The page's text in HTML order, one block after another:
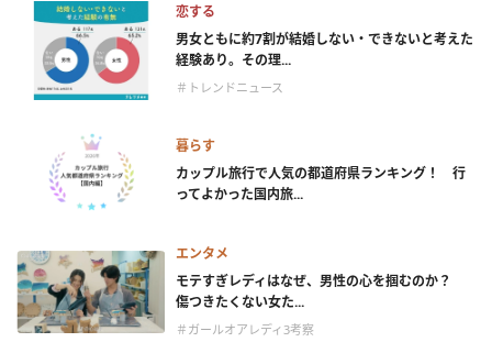
恋する
男女ともに約7割が結婚しない・できないと考えた
経験あり。その理...
＃トレンドニュース
暮らす
カップル旅行で人気の都道府県ランキング！ 行
ってよかった国内旅...
エンタメ
モテすぎレディはなぜ、男性の心を掴むのか？
傷つきたくない女た...
＃ガールオアレディ3考察